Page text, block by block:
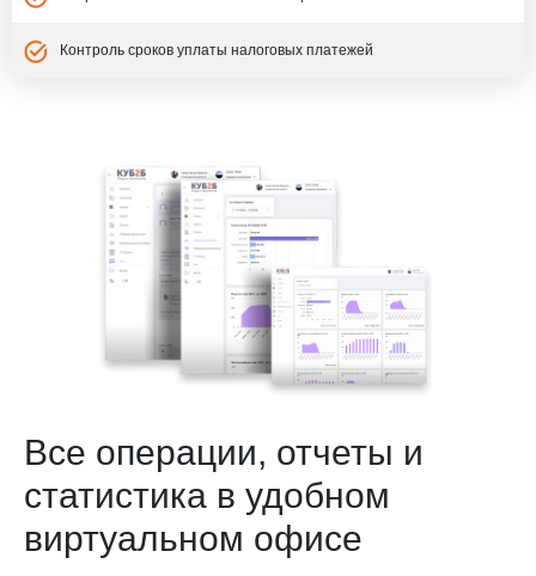
Контроль сроков уплаты налоговых платежей
Все операции, отчеты и
статистика в удобном
виртуальном офисе